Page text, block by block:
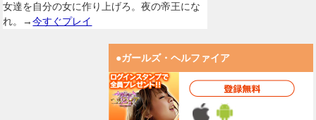
女達を自分の女に作り上げろ。夜の帝王にな
れ。→今すぐプレイ
●ガールズ・ヘルファイア